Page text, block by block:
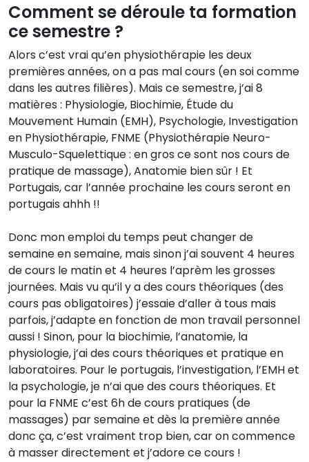
Comment se déroule ta formation
ce semestre ?
Alors c’est vrai qu’en physiothérapie les deux
premières années, on a pas mal cours (en soi comme
dans les autres filières). Mais ce semestre, j’ai 8
matières : Physiologie, Biochimie, Étude du
Mouvement Humain (EMH), Psychologie, Investigation
en Physiothérapie, FNME (Physiothérapie Neuro-
Musculo-Squelettique : en gros ce sont nos cours de
pratique de massage), Anatomie bien sûr ! Et
Portugais, car l’année prochaine les cours seront en
portugais ahhh !!
Donc mon emploi du temps peut changer de
semaine en semaine, mais sinon j’ai souvent 4 heures
de cours le matin et 4 heures l’aprèm les grosses
journées. Mais vu qu’il y a des cours théoriques (des
cours pas obligatoires) j’essaie d’aller à tous mais
parfois, j’adapte en fonction de mon travail personnel
aussi ! Sinon, pour la biochimie, l’anatomie, la
physiologie, j’ai des cours théoriques et pratique en
laboratoires. Pour le portugais, l’investigation, l’EMH et
la psychologie, je n’ai que des cours théoriques. Et
pour la FNME c’est 6h de cours pratiques (de
massages) par semaine et dès la première année
donc ça, c’est vraiment trop bien, car on commence
à masser directement et j’adore ce cours !